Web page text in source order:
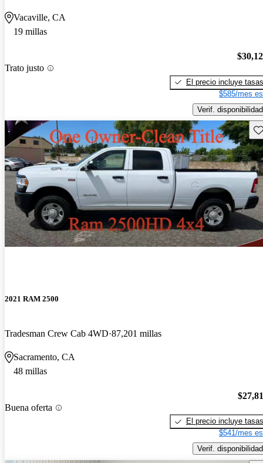
Vacaville, CA
19 millas
Trato justo
El precio incluye tasas
$585/mes
Verif. disponibilidad
2021 RAM 2500
Tradesman Crew Cab 4WD 87,201 millas
Sacramento, CA
48 millas
Buena oferta
El precio incluye tasas
$541/mes
Verif. disponibilidad